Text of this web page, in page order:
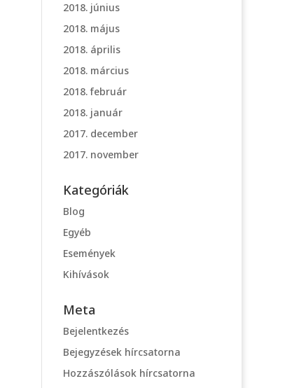
2018. június
2018. május
2018. április
2018. március
2018. február
2018. január
2017. december
2017. november
Kategóriák
Blog
Egyéb
Események
Kihívások
Meta
Bejelentkezés
Bejegyzések hírcsatorna
Hozzászólások hírcsatorna